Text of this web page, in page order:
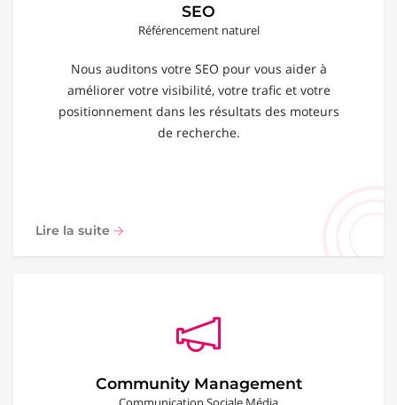
SEO
Référencement naturel
Nous auditons votre SEO pour vous aider à
améliorer votre visibilité, votre trafic et votre
positionnement dans les résultats des moteurs
de recherche.
Lire la suite
Community Management